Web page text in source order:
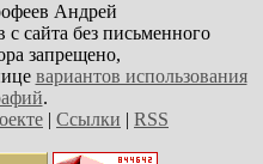
Андрей
сайта без письменного
запрещено,
вариантов использования
.
| Ссылки | RSS